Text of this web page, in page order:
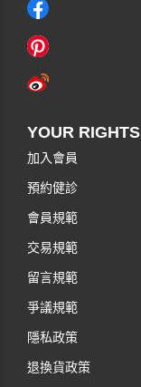
YOUR RIGHTS
加入會員
預約健診
會員規範
交易規範
留言規範
爭議規範
隱私政策
退換貨政策